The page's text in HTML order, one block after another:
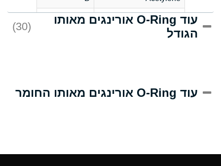
Acrlylonitrile
D
Adipic Acid
(Aqueous)
עוד O-Ring אורינגים מאותו
הגודל
(30)
עוד O-Ring אורינגים מאותו החומר